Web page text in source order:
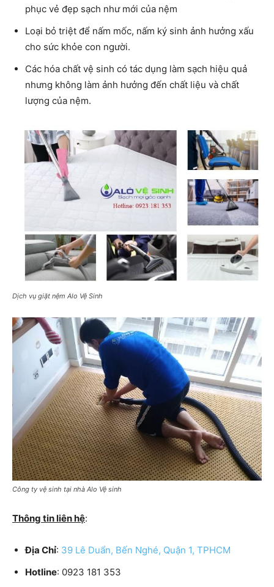
phục vẻ đẹp sạch như mới của nệm
Loại bỏ triệt để nấm mốc, nấm ký sinh ảnh hưởng xấu
cho sức khỏe con người.
Các hóa chất vệ sinh có tác dụng làm sạch hiệu quả
nhưng không làm ảnh hưởng đến chất liệu và chất
lượng của nệm.
Dịch vụ giặt nệm Alo Vệ Sinh
Công ty vệ sinh tại nhà Alo Vệ sinh
Thông tin liên hệ:
Địa Chỉ: 39 Lê Duẩn, Bến Nghé, Quận 1, TPHCM
Hotline: 0923 181 353